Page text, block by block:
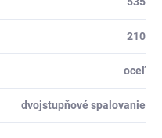
210
oceľ
dvojstupňové spalovanie